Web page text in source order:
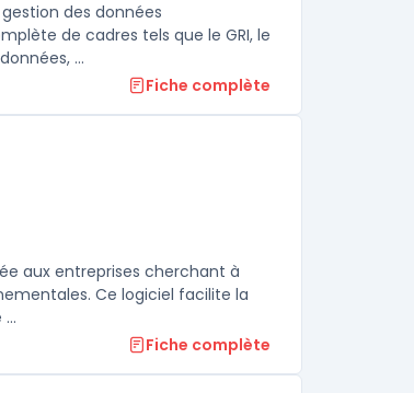
des données
de cadres tels que le GRI, le
...
Fiche complète
aux entreprises cherchant à
Ce logiciel facilite la
Fiche complète